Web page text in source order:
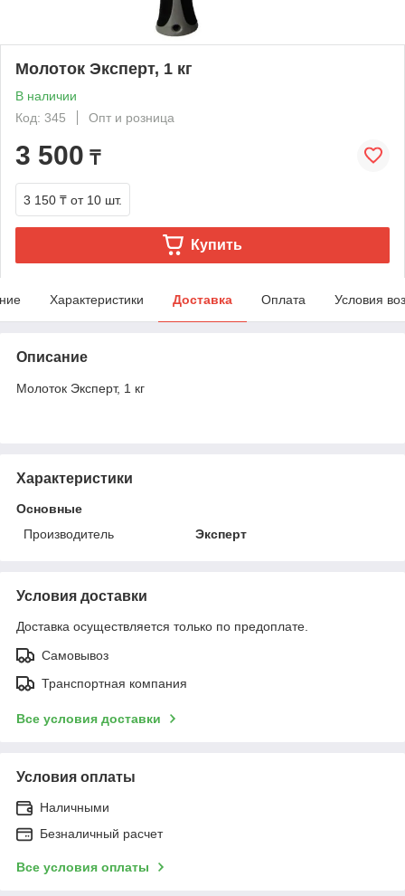
Молоток Эксперт, 1 кг
В наличии
Код: 345
Опт и розница
3 500 ₸
3 150 ₸ от 10 шт.
Купить
Характеристики Доставка Оплата Условия
Описание
Молоток Эксперт, 1 кг
Характеристики
Основные
Производитель
Эксперт
Условия доставки
Доставка осуществляется только по предоплате.
Самовывоз
Транспортная компания
Все условия доставки
Условия оплаты
Наличными
Безналичный расчет
Все условия оплаты